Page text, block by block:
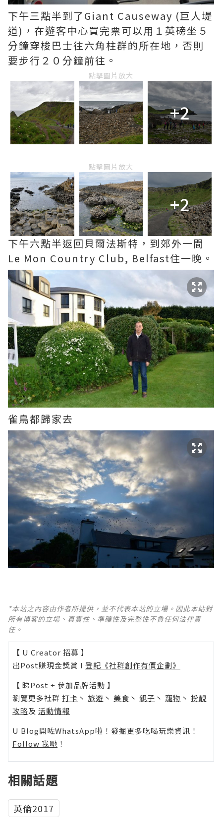
下午三點半到了Giant Causeway (巨人堤
道)，在遊客中心買完票可以用１英磅坐５
分鐘穿梭巴士往六角柱群的所在地，否則
要步行２０分鐘前往。
點擊圖片放大
+2
點擊圖片放大
+2
下午六點半返回貝爾法斯特，到郊外一間
Le Mon Country Club, Belfast住一晚。
雀鳥都歸家去
*本站之內容由作者所提供，並不代表本站的立場。因此本站對
所有博客的立場、真實性、準確性及完整性不負任何法律責
任。
【 U Creator 招募 】
出Post賺現金獎賞 l 登記《社群創作有價企劃》
【 睇Post + 參加品牌活動 】
瀏覽更多社群 打卡 丶 旅遊 丶 美食 丶 親子 丶 寵物 丶 扮靚
攻略及 活動情報
U Blog開咗WhatsApp啦！發掘更多吃喝玩樂資訊！
Follow 我哋 ！
相關話題
英倫2017